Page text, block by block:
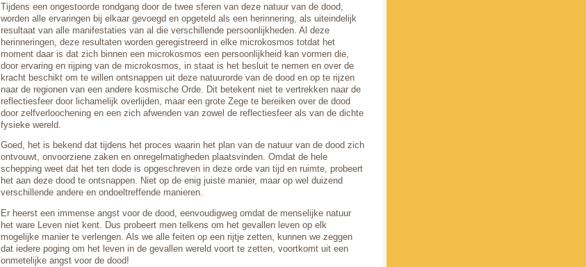
Tijdens een ongestoorde rondgang door de twee sferen van deze natuur van de dood,
worden alle ervaringen bij elkaar gevoegd en opgeteld als een herinnering, als uiteindelijk
resultaat van alle manifestaties van al die verschillende persoonlijkheden. Al deze
herinneringen, deze resultaten worden geregistreerd in elke microkosmos totdat het
moment daar is dat zich binnen een microkosmos een persoonlijkheid kan vormen die,
door ervaring en rijping van de microkosmos, in staat is het besluit te nemen en over de
kracht beschikt om te willen ontsnappen uit deze natuurorde van de dood en op te rijzen
naar de regionen van een andere kosmische Orde. Dit betekent niet te vertrekken naar de
reflectiesfeer door lichamelijk overlijden, maar een grote Zege te bereiken over de dood
door zelfverloochening en een zich afwenden van zowel de reflectiesfeer als van de dichte
fysieke wereld.
Goed, het is bekend dat tijdens het proces waarin het plan van de natuur van de dood zich
ontvouwt, onvoorziene zaken en onregelmatigheden plaatsvinden. Omdat de hele
schepping weet dat het ten dode is opgeschreven in deze orde van tijd en ruimte, probeert
het aan deze dood te ontsnappen. Niet op de enig juiste manier, maar op wel duizend
verschillende andere en ondoeltreffende manieren.
Er heerst een immense angst voor de dood, eenvoudigweg omdat de menselijke natuur
het ware Leven niet kent. Dus probeert men telkens om het gevallen leven op elk
mogelijke manier te verlengen. Als we alle feiten op een rijtje zetten, kunnen we zeggen
dat iedere poging om het leven in de gevallen wereld voort te zetten, voortkomt uit een
onmetelijke angst voor de dood!